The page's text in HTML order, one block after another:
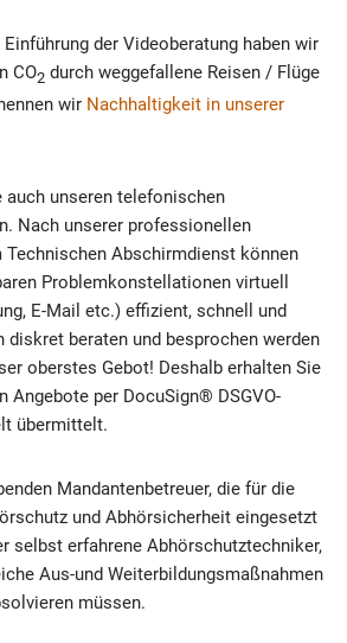
der Videoberatung haben wir
CO2 durch weggefallene Reisen / Flüge
wir Nachhaltigkeit in unserer
unseren telefonischen
Nach unserer professionellen
Technischen Abschirmdienst können
Problemkonstellationen virtuell
E-Mail etc.) effizient, schnell und
diskret beraten und besprochen werden
oberstes Gebot! Deshalb erhalten Sie
Angebote per DocuSign® DSGVO-
übermittelt.
Mandantenbetreuer, die für die
und Abhörsicherheit eingesetzt
selbst erfahrene Abhörschutztechniker,
Aus-und Weiterbildungsmaßnahmen
müssen.